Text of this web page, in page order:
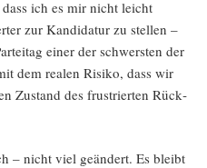
ich es mir nicht leicht
zur Kan­di­da­tur zu stel­len –
einer der schwers­ten der
dem rea­len Risi­ko, dass wir
Zustand des frus­trier­ten Rück­
– nicht viel geän­dert. Es bleibt